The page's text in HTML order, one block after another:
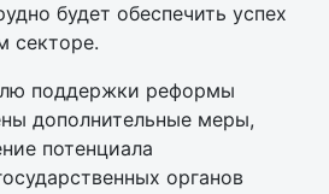
будет обеспечить успех
секторе.
поддержки реформы
дополнительные меры,
потенциала
органов